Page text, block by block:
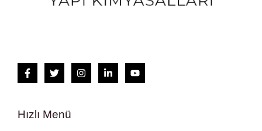
Hızlı Menü